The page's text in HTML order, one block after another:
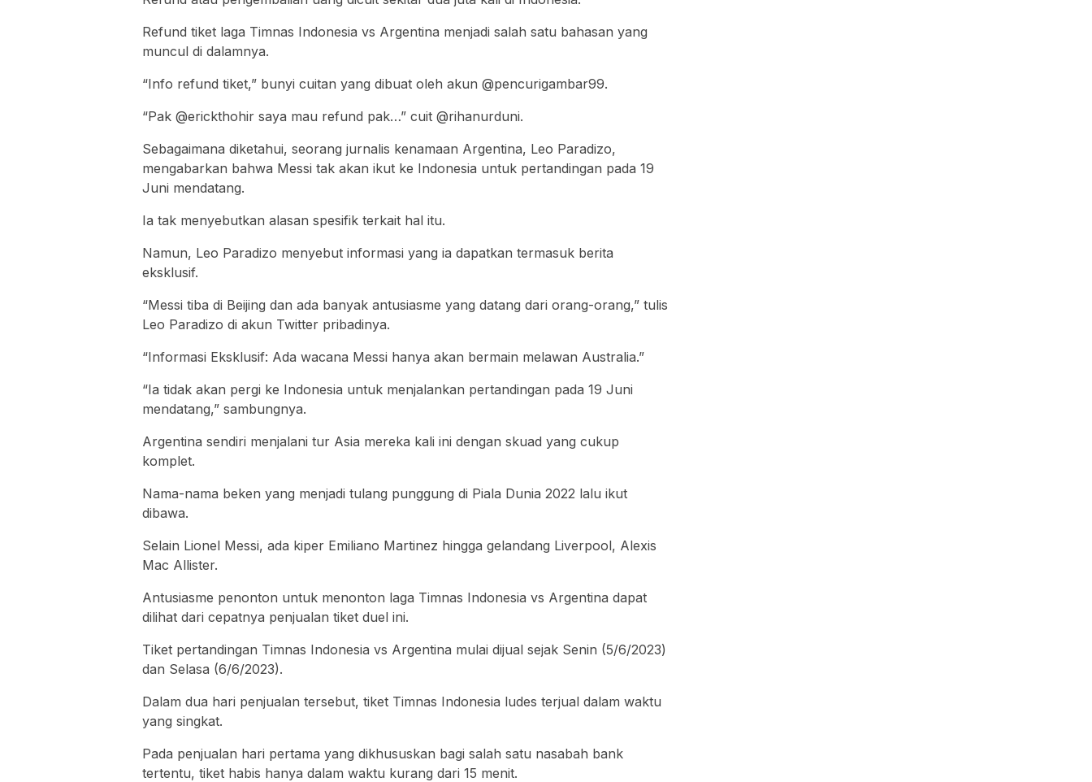
Refund tiket laga Timnas Indonesia vs Argentina menjadi salah satu bahasan yang
muncul di dalamnya.
“Info refund tiket,” bunyi cuitan yang dibuat oleh akun @pencurigambar99.
“Pak @erickthohir saya mau refund pak…” cuit @rihanurduni.
Sebagaimana diketahui, seorang jurnalis kenamaan Argentina, Leo Paradizo,
mengabarkan bahwa Messi tak akan ikut ke Indonesia untuk pertandingan pada 19
Juni mendatang.
Ia tak menyebutkan alasan spesifik terkait hal itu.
Namun, Leo Paradizo menyebut informasi yang ia dapatkan termasuk berita
eksklusif.
“Messi tiba di Beijing dan ada banyak antusiasme yang datang dari orang-orang,” tulis
Leo Paradizo di akun Twitter pribadinya.
“Informasi Eksklusif: Ada wacana Messi hanya akan bermain melawan Australia.”
“Ia tidak akan pergi ke Indonesia untuk menjalankan pertandingan pada 19 Juni
mendatang,” sambungnya.
Argentina sendiri menjalani tur Asia mereka kali ini dengan skuad yang cukup
komplet.
Nama-nama beken yang menjadi tulang punggung di Piala Dunia 2022 lalu ikut
dibawa.
Selain Lionel Messi, ada kiper Emiliano Martinez hingga gelandang Liverpool, Alexis
Mac Allister.
Antusiasme penonton untuk menonton laga Timnas Indonesia vs Argentina dapat
dilihat dari cepatnya penjualan tiket duel ini.
Tiket pertandingan Timnas Indonesia vs Argentina mulai dijual sejak Senin (5/6/2023)
dan Selasa (6/6/2023).
Dalam dua hari penjualan tersebut, tiket Timnas Indonesia ludes terjual dalam waktu
yang singkat.
Pada penjualan hari pertama yang dikhususkan bagi salah satu nasabah bank
tertentu, tiket habis hanya dalam waktu kurang dari 15 menit.